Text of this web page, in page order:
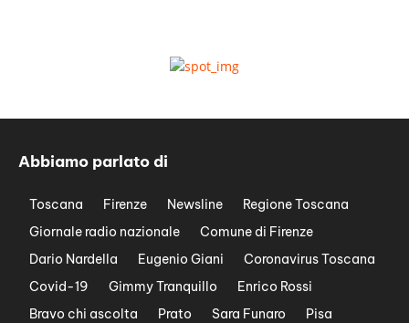
Abbiamo parlato di
Toscana Firenze Newsline
Regione Toscana
Giornale radio nazionale
Comune di Firenze
Dario Nardella
Eugenio Giani
Coronavirus Toscana
Covid-19
Gimmy Tranquillo
Enrico Rossi
Bravo chi ascolta
Prato Sara Funaro
Pisa